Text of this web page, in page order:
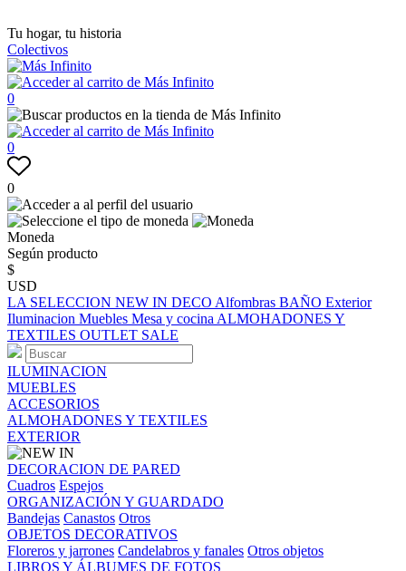
Tu hogar, tu historia
Colectivos
0
0
0
Moneda
Según producto
$
USD
LA SELECCION NEW IN DECO Alfombras BAÑO Exterior
Iluminacion Muebles Mesa y cocina ALMOHADONES Y
TEXTILES OUTLET SALE
ILUMINACION
MUEBLES
ACCESORIOS
ALMOHADONES Y TEXTILES
EXTERIOR
DECORACION DE PARED
Cuadros Espejos
ORGANIZACIÓN Y GUARDADO
Bandejas Canastos Otros
OBJETOS DECORATIVOS
Floreros y jarrones Candelabros y fanales Otros objetos
LIBROS Y ÁLBUMES DE FOTOS